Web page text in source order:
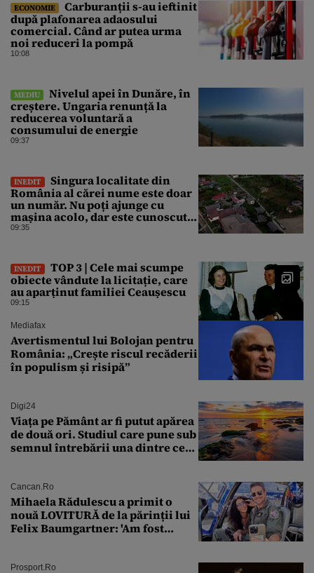
ECONOMIE
Carburanții s-au ieftinit
după plafonarea adaosului
comercial. Când ar putea urma
noi reduceri la pompă
10:08
MEDIU
Nivelul apei în Dunăre, în
creștere. Ungaria renunță la
reducerea voluntară a
consumului de energie
09:37
INEDIT
Singura localitate din
România al cărei nume este doar
un număr. Nu poți ajunge cu
mașina acolo, dar este cunoscută
în lumea întreagă
09:35
INEDIT
TOP 3 | Cele mai scumpe
obiecte vândute la licitație, care
au aparținut familiei Ceaușescu
09:15
Mediafax
Avertismentul lui Bolojan pentru
România: „Crește riscul recăderii
în populism și risipă”
Digi24
Viața pe Pământ ar fi putut apărea
de două ori. Studiul care pune sub
semnul întrebării una dintre cele
Cancan.ro
Mihaela Rădulescu a primit o
nouă LOVITURĂ de la părinții lui
Felix Baumgartner: 'Am fost
Prosport.ro